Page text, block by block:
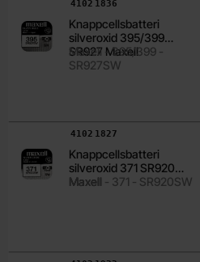
Knappcellsbatteri
silveroxid 395/399
SR927 Maxell
Maxell - 395/399 -
SR927SW
Art. nr
4102 1836
Knappcellsbatteri
silveroxid 371 SR920
Maxell
Maxell - 371 - SR920SW
Art. nr
4102 1827